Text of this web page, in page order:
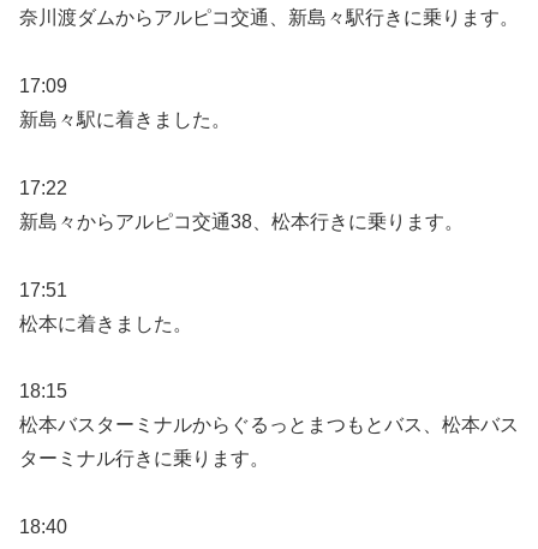
奈川渡ダムからアルピコ交通、新島々駅行きに乗ります。
17:09
新島々駅に着きました。
17:22
新島々からアルピコ交通38、松本行きに乗ります。
17:51
松本に着きました。
18:15
松本バスターミナルからぐるっとまつもとバス、松本バス
ターミナル行きに乗ります。
18:40